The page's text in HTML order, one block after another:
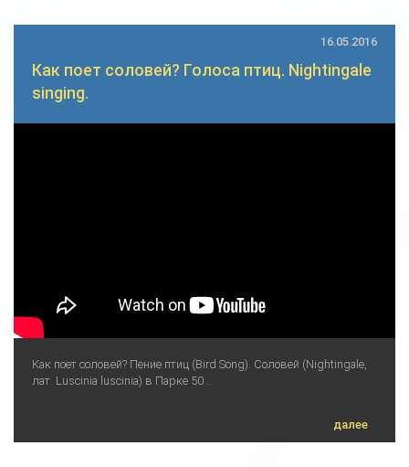
16.05.2016
Как поет соловей? Голоса птиц. Nightingale
singing.
Как поет соловей? Пение птиц (Bird Song). Соловей (Nightingale,
лат. Luscinia luscinia) в Парке 50...
далее